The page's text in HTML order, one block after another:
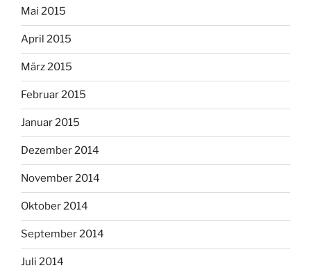
Mai 2015
April 2015
März 2015
Februar 2015
Januar 2015
Dezember 2014
November 2014
Oktober 2014
September 2014
Juli 2014